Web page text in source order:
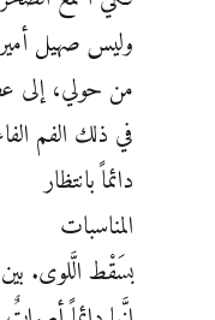
وليس صهيل
من حولي، إلى
في ذلك الفم
دائماً بانتظار
المناسبات
بسَقْط الَّلوى.